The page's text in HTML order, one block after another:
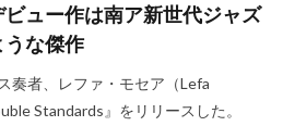
ュー作は南ア新世代ジャズ
な傑作
奏者、レファ・モセア（Lefa
Standards』をリリースした。